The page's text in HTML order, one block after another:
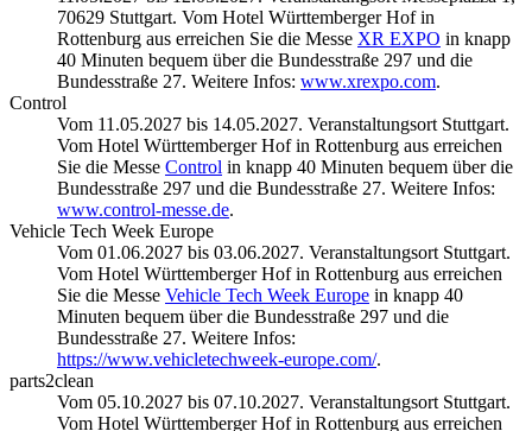
70629 Stuttgart. Vom Hotel Württemberger Hof in
Rottenburg aus erreichen Sie die Messe XR EXPO in knapp
40 Minuten bequem über die Bundesstraße 297 und die
Bundesstraße 27. Weitere Infos: www.xrexpo.com.
Control
Vom 11.05.2027 bis 14.05.2027. Veranstaltungsort Stuttgart.
Vom Hotel Württemberger Hof in Rottenburg aus erreichen
Sie die Messe Control in knapp 40 Minuten bequem über die
Bundesstraße 297 und die Bundesstraße 27. Weitere Infos:
www.control-messe.de.
Vehicle Tech Week Europe
Vom 01.06.2027 bis 03.06.2027. Veranstaltungsort Stuttgart.
Vom Hotel Württemberger Hof in Rottenburg aus erreichen
Sie die Messe Vehicle Tech Week Europe in knapp 40
Minuten bequem über die Bundesstraße 297 und die
Bundesstraße 27. Weitere Infos:
https://www.vehicletechweek-europe.com/.
parts2clean
Vom 05.10.2027 bis 07.10.2027. Veranstaltungsort Stuttgart.
Vom Hotel Württemberger Hof in Rottenburg aus erreichen